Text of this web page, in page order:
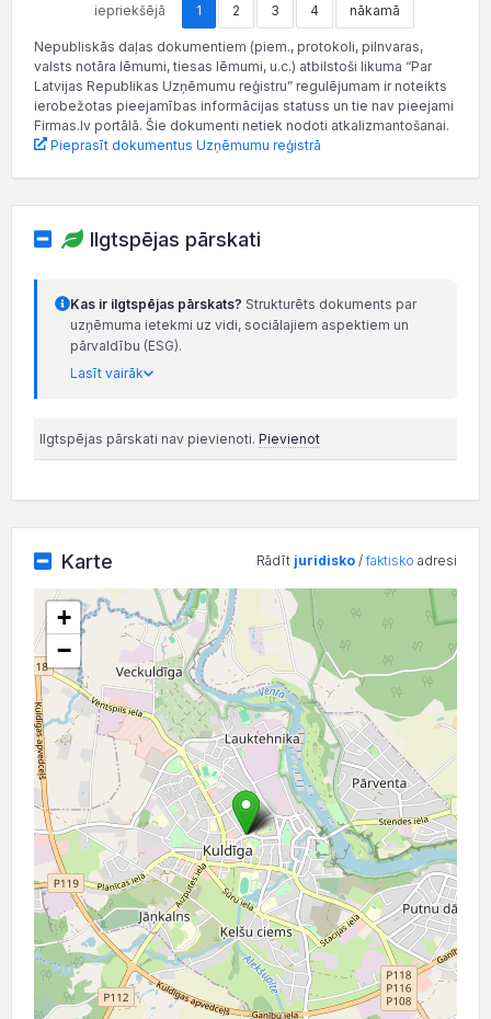
iepriekšējā 1 2 3 4 nākamā
Nepubliskās daļas dokumentiem (piem., protokoli, pilnvaras,
valsts notāra lēmumi, tiesas lēmumi, u.c.) atbilstoši likuma “Par
Latvijas Republikas Uzņēmumu reģistru” regulējumam ir noteikts
ierobežotas pieejamības informācijas statuss un tie nav pieejami
Firmas.lv portālā. Šie dokumenti netiek nodoti atkalizmantošanai.
Pieprasīt dokumentus Uzņēmumu reģistrā
Ilgtspējas pārskati
Kas ir ilgtspējas pārskats? Strukturēts dokuments par
uzņēmuma ietekmi uz vidi, sociālajiem aspektiem un
pārvaldību (ESG).
Lasīt vairāk
Ilgtspējas pārskati nav pievienoti. Pievienot
Karte Rādīt juridisko /faktisko adresi
+
−